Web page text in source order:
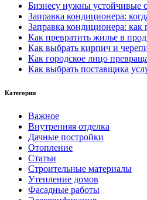
Бизнесу нужны устойчивые
Заправка кондиционера:
Заправка кондиционера: как
Как превратить жилье в
Как выбрать кирпич и
Как городское лицо
Как выбрать поставщика
Категории
Важное
Внутренняя отделка
Дачные постройки
Отопление
Статьи
Строительные материалы
Утепление домов
Фасадные работы